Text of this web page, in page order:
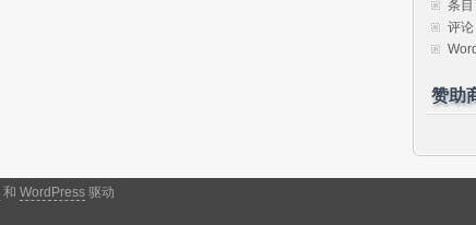
条
评
赞助
和 WordPress 驱动